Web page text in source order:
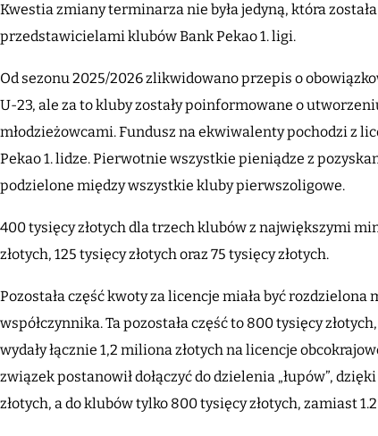
Kwestia zmiany terminarza nie była jedyną, która
przedstawicielami klubów Bank Pekao 1. ligi.
Od sezonu 2025/2026 zlikwidowano przepis o
U-23, ale za to kluby zostały poinformowane o
młodzieżowcami. Fundusz na ekwiwalenty pochodzi z
Pekao 1. lidze. Pierwotnie wszystkie pieniądze z
podzielone między wszystkie kluby pierwszoligowe.
400 tysięcy złotych dla trzech klubów z największymi
złotych, 125 tysięcy złotych oraz 75 tysięcy złotych.
Pozostała część kwoty za licencje miała być
współczynnika. Ta pozostała część to 800 tysięcy
wydały łącznie 1,2 miliona złotych na licencje
związek postanowił dołączyć do dzielenia „łupów”,
złotych, a do klubów tylko 800 tysięcy złotych, zamiast